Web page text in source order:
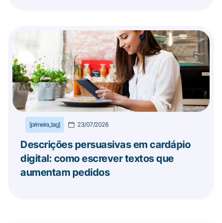
[primeira_tag] 23/07/2026
Descrições persuasivas em cardápio
digital: como escrever textos que
aumentam pedidos